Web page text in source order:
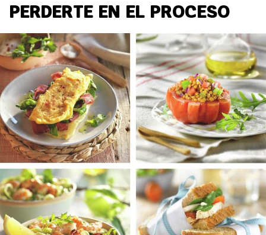
PERDERTE EN EL PROCESO